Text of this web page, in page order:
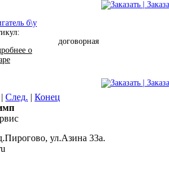
|
б\у
о
договорная
|
| След. | Конец
ул.Азина 33а.